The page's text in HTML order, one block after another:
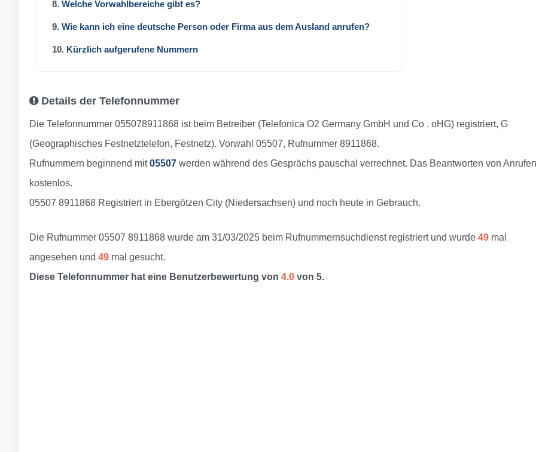
8. Welche Vorwahlbereiche gibt es?
9. Wie kann ich eine deutsche Person oder Firma aus dem Ausland anrufen?
10. Kürzlich aufgerufene Nummern
Details der Telefonnummer
Die Telefonnummer 055078911868 ist beim Betreiber (Telefonica O2 Germany GmbH und Co . oHG) registriert, G
(Geographisches Festnetztelefon, Festnetz). Vorwahl 05507, Rufnummer 8911868.
Rufnummern beginnend mit05507 werden während des Gesprächs pauschal verrechnet. Das Beantworten von
kostenlos.
05507 8911868 Registriert in Ebergötzen City (Niedersachsen) und noch heute in Gebrauch.
Die Rufnummer 05507 8911868 wurde am 31/03/2025 beim Rufnummernsuchdienst registriert und wurde 49 mal
angesehen und 49 mal gesucht.
Diese Telefonnummer hat eine Benutzerbewertung von 4.0 von 5.